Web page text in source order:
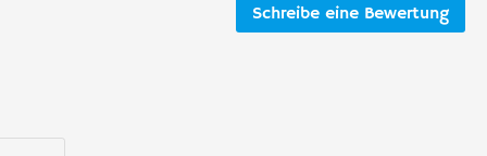
Schreibe eine Bewertung